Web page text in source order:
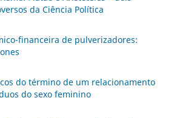
da Ciência Política
financeira de pulverizadores:
do término de um relacionamento
do sexo feminino